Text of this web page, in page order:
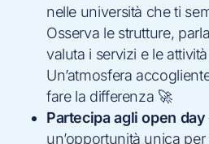
nelle università che ti
Osserva le strutture,
valuta i servizi e le
Un’atmosfera
fare la differenza 🚀
Partecipa agli open day
un’opportunità unica